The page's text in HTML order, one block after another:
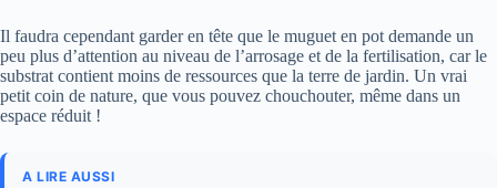
Il faudra cependant garder en tête que le muguet en pot demande un
peu plus d’attention au niveau de l’arrosage et de la fertilisation, car le
substrat contient moins de ressources que la terre de jardin. Un vrai
petit coin de nature, que vous pouvez chouchouter, même dans un
espace réduit !
A LIRE AUSSI